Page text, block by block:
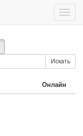
Toggle
Искать
Онлайн